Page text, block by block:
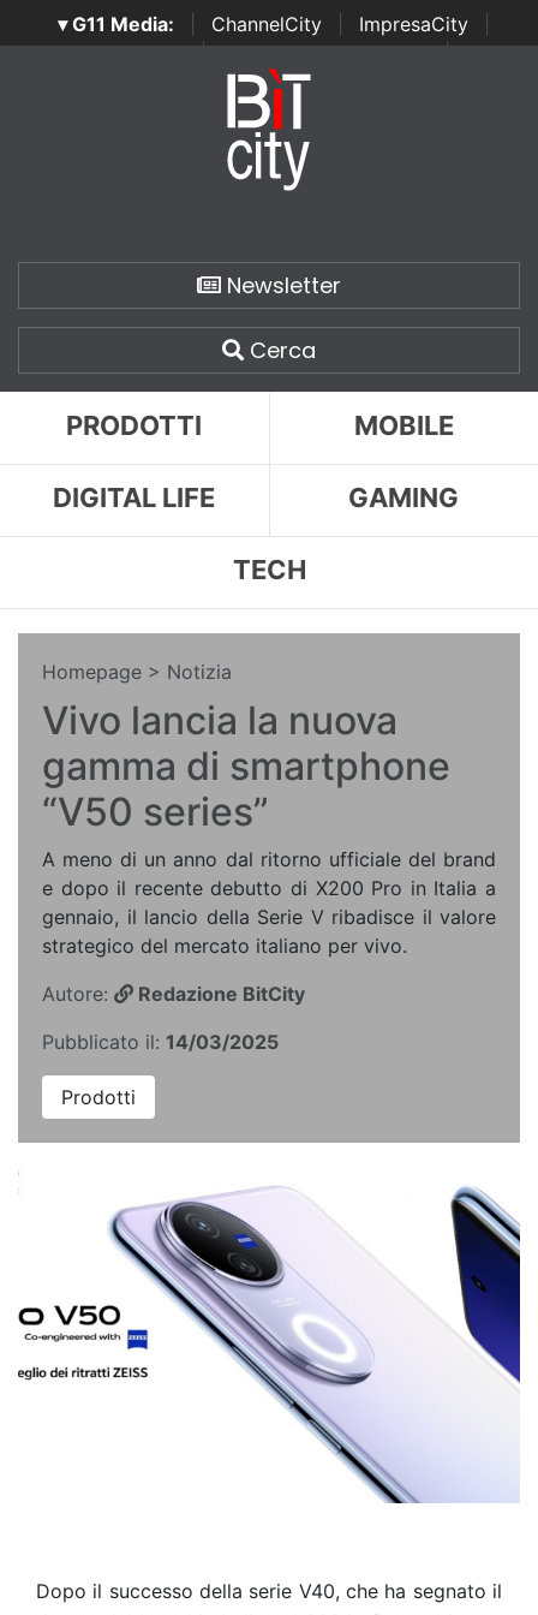
▾ G11 Media: ChannelCity ImpresaCity
SecurityOpenLab | Italian Channel Awards | Italian
Italian Security Awards
Newsletter
Cerca
PRODOTTI MOBILE
DIGITAL LIFE GAMING
TECH
Homepage > Notizia
Vivo lancia la nuova
gamma di smartphone
“V50 series”
A meno di un anno dal ritorno ufficiale del brand
e dopo il recente debutto di X200 Pro in Italia a
gennaio, il lancio della Serie V ribadisce il valore
strategico del mercato italiano per vivo.
Autore:
Redazione BitCity
Pubblicato il: 14/03/2025
Prodotti
Dopo il successo della serie V40, che ha segnato il